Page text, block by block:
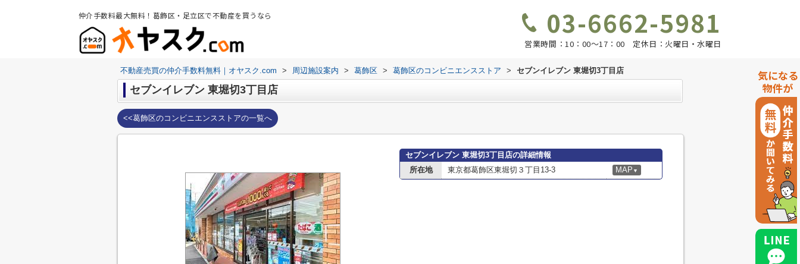
仲介手数料最大無料！葛飾区・足立区で不動産を買うなら 03-6662-5981
営業時間：10：00～17：00 定休日：火曜日・水曜日
不動産売買の仲介手数料無料｜オヤスク.com > 周辺施設案内 > 葛飾区 > 葛飾区のコンビニエンスストア > セブンイレブン 東堀切3丁目店
セブンイレブン 東堀切3丁目店
<<葛飾区のコンビニエンスストアの一覧へ
セブンイレブン 東堀切3丁目店の詳細情報
所在地
東京都葛飾区東堀切３丁目13-3 MAP ▼
気になる
物件が